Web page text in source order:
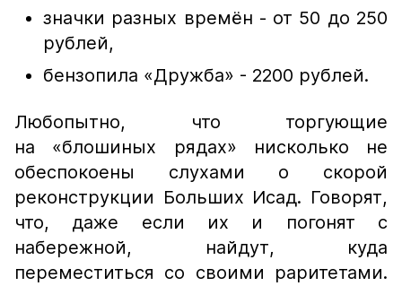
значки разных времён - от 50 до 250
рублей,
бензопила «Дружба» - 2200 рублей.
Любопытно, что торгующие
на «блошиных рядах» нисколько не
обеспокоены слухами о скорой
реконструкции Больших Исад. Говорят,
что, даже если их и погонят с
набережной, найдут, куда
переместиться со своими раритетами.